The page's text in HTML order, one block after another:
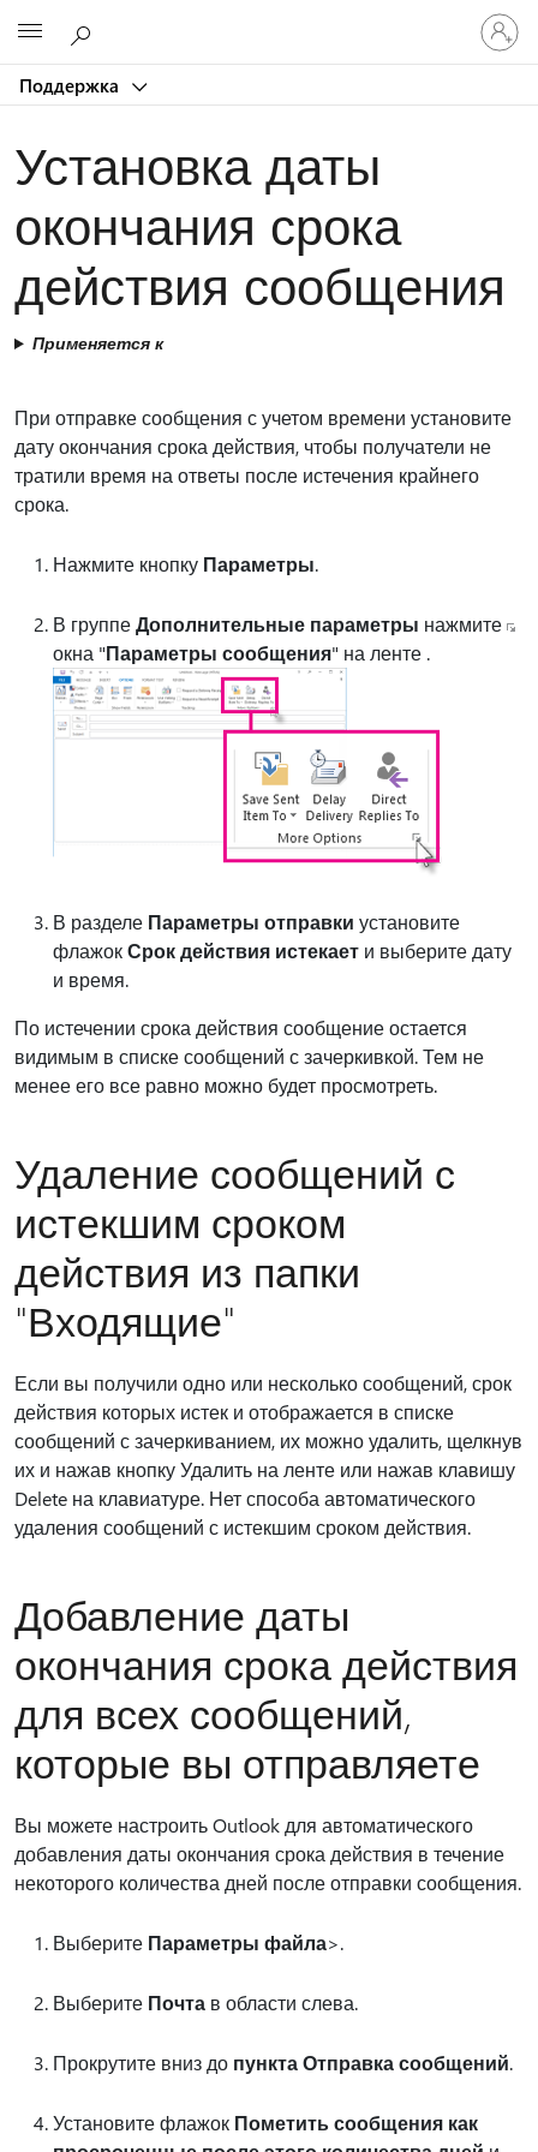
Поддержка
Установка даты
окончания срока
действия сообщения
Применяется к
При отправке сообщения с учетом времени установите
дату окончания срока действия, чтобы получатели не
тратили время на ответы после истечения крайнего
срока.
Нажмите кнопку Параметры.
В группеДополнительные параметры нажмите
окна "Параметры сообщения" на ленте .
В разделе Параметры отправки установите
флажокСрок действия истекает и выберите дату
и время.
По истечении срока действия сообщение остается
видимым в списке сообщений с зачеркивкой. Тем не
менее его все равно можно будет просмотреть.
Удаление сообщений с
истекшим сроком
действия из папки
"Входящие"
Если вы получили одно или несколько сообщений, срок
действия которых истек и отображается в списке
сообщений с зачеркиванием, их можно удалить, щелкнув
их и нажав кнопку Удалить на ленте или нажав клавишу
Delete на клавиатуре. Нет способа автоматического
удаления сообщений с истекшим сроком действия.
Добавление даты
окончания срока действия
для всех сообщений,
которые вы отправляете
Вы можете настроить Outlook для автоматического
добавления даты окончания срока действия в течение
некоторого количества дней после отправки сообщения.
Выберите Параметры файла>.
Выберите Почта в области слева.
Прокрутите вниз до пункта Отправка сообщений.
Установите флажок Пометить сообщения как